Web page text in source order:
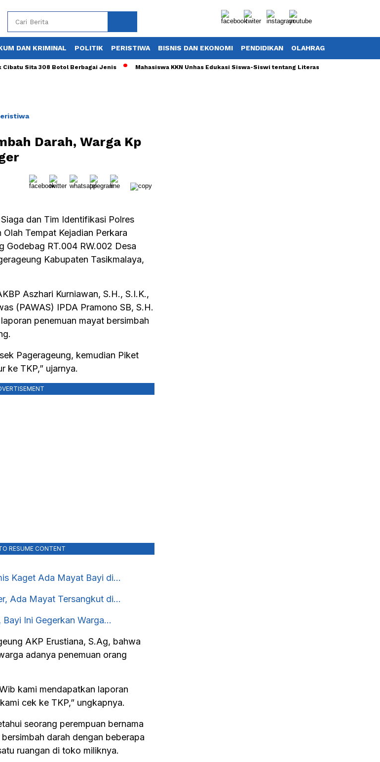
DAN KRIMINAL POLITIK PERISTIWA BISNIS DAN EKONOMI PENDIDIKAN OLAHRAGA
Sita 308 Botol Berbagai Jenis Mahasiswa KKN Unhas Edukasi Siswa-Siswi tentang Literasi Keuangan di UPT SD
Darah, Warga Kp
dan Tim Identifikasi Polres
Tempat Kejadian Perkara
Godebag RT.004 RW.002 Desa
Kabupaten Tasikmalaya,
Aszhari Kurniawan, S.H., S.I.K.,
(PAWAS) IPDA Pramono SB, S.H.
penemuan mayat bersimbah
Pagerageung, kemudian Piket
ke TKP,” ujarnya.
RESUME CONTENT
Kaget Ada Mayat Bayi di…
Ada Mayat Tersangkut di…
Ini Gegerkan Warga…
AKP Erustiana, S.Ag, bahwa
adanya penemuan orang
kami mendapatkan laporan
cek ke TKP,” ungkapnya.
seorang perempuan bernama
darah dengan beberapa
ruangan di toko miliknya.